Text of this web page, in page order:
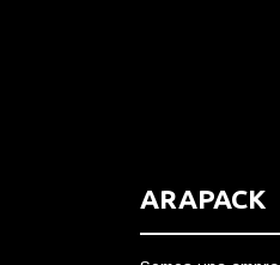
ARAPACK